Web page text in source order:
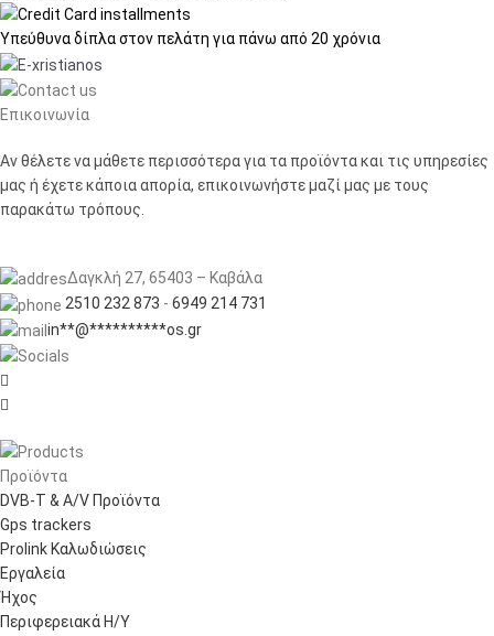
Υπεύθυνα δίπλα στον πελάτη για πάνω από 20 χρόνια
Επικοινωνία
Αν θέλετε να μάθετε περισσότερα για τα προϊόντα και τις υπηρεσίες
μας ή έχετε κάποια απορία, επικοινωνήστε μαζί μας με τους
παρακάτω τρόπους.
Δαγκλή 27, 65403 – Καβάλα
2510 232 873 - 6949 214 731
in**@**********os.gr


Προϊόντα
DVB-T & A/V Προϊόντα
Gps trackers
Prolink Καλωδιώσεις
Εργαλεία
Ήχος
Περιφερειακά Η/Υ